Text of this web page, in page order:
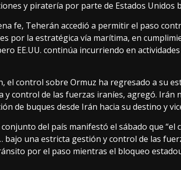
y piratería por parte de Estados Unidos
fe, Teherán accedió a permitir el paso
por la estratégica vía marítima, en
EE.UU. continúa incurriendo en
el control sobre Ormuz ha regresado a su
y control de las fuerzas iraníes, agregó. Irán
de buques desde Irán hacia su destino y
del país manifestó el sábado que
una estricta gestión y control de las
por el paso mientras el bloqueo